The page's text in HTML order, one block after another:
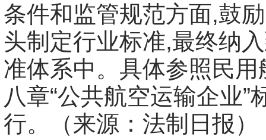
条件和监管规范方面,鼓
头制定行业标准,最终纳
准体系中。具体参照民用
八章“公共航空运输企业”
行。（来源：法制日报）